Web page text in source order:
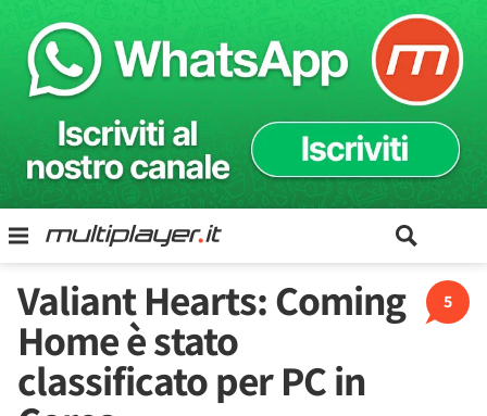
5
Valiant Hearts: Coming
Home è stato
classificato per PC in